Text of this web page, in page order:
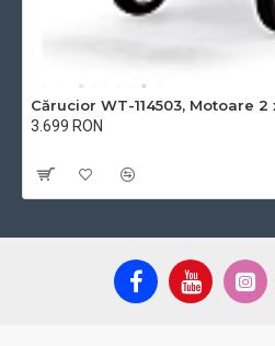
Frana
Greutate maxima suportata (kg)
Inaltime la sol (cm)
3.699 RON